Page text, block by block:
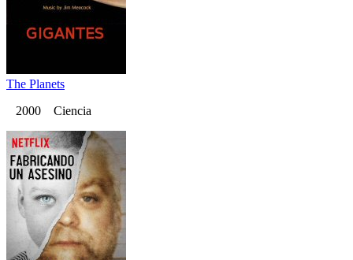
The Planets
2000 Ciencia